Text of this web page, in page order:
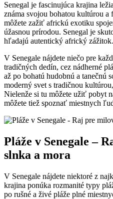
Senegal je fascinujúca krajina
známa svojou bohatou kultúrou a
môžete zažiť africkú exotiku
úžasnou prírodou. Senegal je
hľadajú autentický africký zážitok.
V Senegale nájdete niečo pre
tradičných dedín, cez nádherné
až po bohatú hudobnú a tanečnú
moderný svet s tradičnou
Nielenže si tu môžete užiť pobyt
môžete tiež spoznať miestnych
Pláže v Senegale –
slnka a mora
V Senegale nájdete niektoré z
krajina ponúka rozmanité typy
po rušné a živé pláže plné